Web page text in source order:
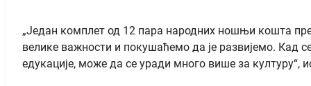
„Један комплет од 12 пара народних ношњи кошта
велике важности и покушаћемо да је развијемо. Кад
едукације, може да се уради много више за културу“,